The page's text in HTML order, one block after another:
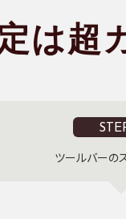
は超
ツールバーの